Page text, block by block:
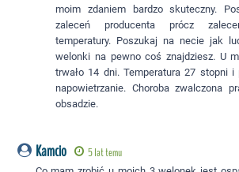
moim zdaniem bardzo skuteczny.
zaleceń producenta prócz
temperatury. Poszukaj na necie jak
welonki na pewno coś znajdziesz. U
trwało 14 dni. Temperatura 27 stopni
napowietrzanie. Choroba zwalczona
obsadzie.
Kamcio 5 lat temu